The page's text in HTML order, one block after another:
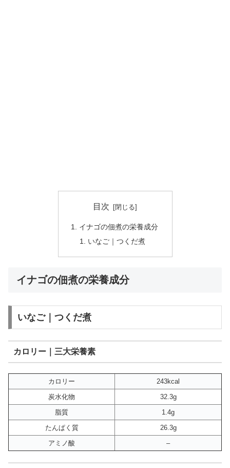
目次
イナゴの佃煮の栄養成分
いなご｜つくだ煮
イナゴの佃煮の栄養成分
いなご｜つくだ煮
カロリー｜三大栄養素
カロリー
243kcal
炭水化物
32.3g
脂質
1.4g
たんぱく質
26.3g
アミノ酸
–